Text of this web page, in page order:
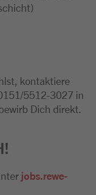
kontaktiere
5512-3027 in
Dich direkt.
jobs.rewe-